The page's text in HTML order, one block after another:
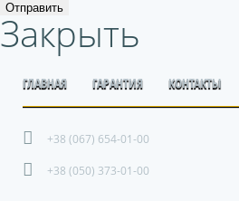
Отправить
Закрыть
ГЛАВНАЯ ГАРАНТИЯ КОНТАКТЫ
+38 (067) 654-01-00
+38 (050) 373-01-00